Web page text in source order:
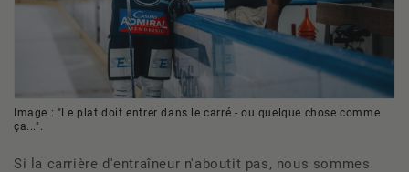
Image : "Le plat doit entrer dans le carré - ou quelque chose comme
ça...".
Si la carrière d'entraîneur n'aboutit pas, nous sommes